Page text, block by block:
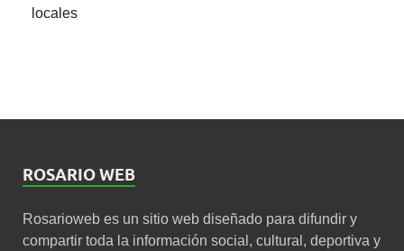
locales
ROSARIO WEB
Rosarioweb es un sitio web diseñado para difundir y
compartir toda la información social, cultural, deportiva y